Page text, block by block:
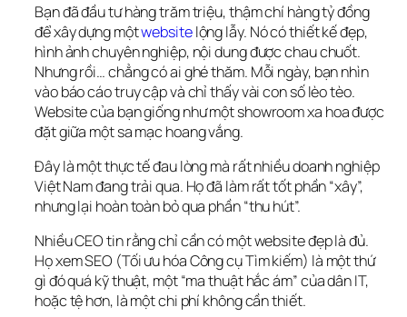
Bạn đã đầu tư hàng trăm triệu, thậm chí hàng tỷ đồng
để xây dựng một website lộng lẫy. Nó có thiết kế đẹp,
hình ảnh chuyên nghiệp, nội dung được chau chuốt.
Nhưng rồi… chẳng có ai ghé thăm. Mỗi ngày, bạn nhìn
vào báo cáo truy cập và chỉ thấy vài con số lèo tèo.
Website của bạn giống như một showroom xa hoa được
đặt giữa một sa mạc hoang vắng.
Đây là một thực tế đau lòng mà rất nhiều doanh nghiệp
Việt Nam đang trải qua. Họ đã làm rất tốt phần “xây”,
nhưng lại hoàn toàn bỏ qua phần “thu hút”.
Nhiều CEO tin rằng chỉ cần có một website đẹp là đủ.
Họ xem SEO (Tối ưu hóa Công cụ Tìm kiếm) là một thứ
gì đó quá kỹ thuật, một “ma thuật hắc ám” của dân IT,
hoặc tệ hơn, là một chi phí không cần thiết.